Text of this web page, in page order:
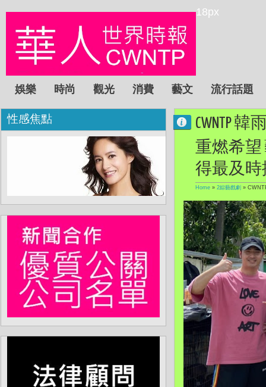
18px
娛樂 時尚 觀光 消費 藝文 流行話題
CWNTP
重燃希望
得最及時
Home » 2綜藝戲劇 »
性感焦點